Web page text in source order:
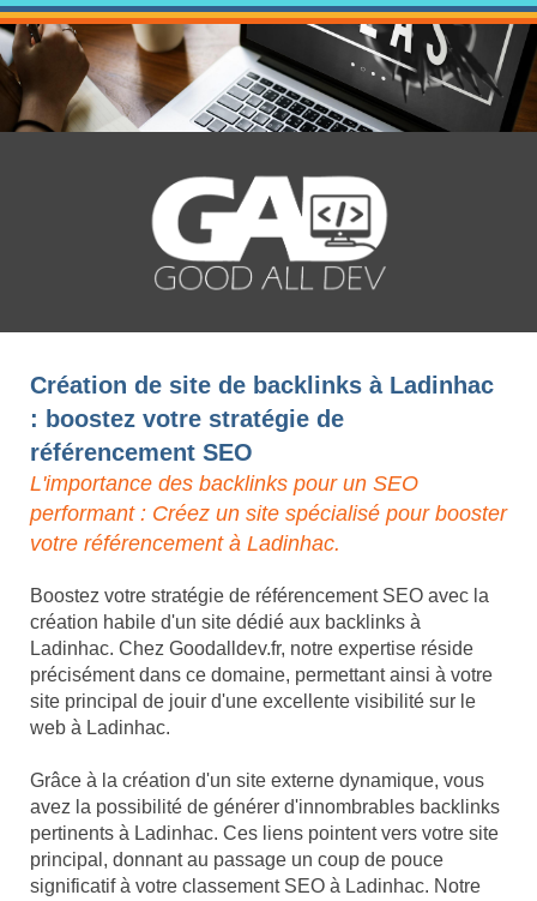
Création de site de backlinks à Ladinhac
: boostez votre stratégie de
référencement SEO
L'importance des backlinks pour un SEO
performant : Créez un site spécialisé pour booster
votre référencement à Ladinhac.
Boostez votre stratégie de référencement SEO avec la
création habile d'un site dédié aux backlinks à
Ladinhac. Chez Goodalldev.fr, notre expertise réside
précisément dans ce domaine, permettant ainsi à votre
site principal de jouir d'une excellente visibilité sur le
web à Ladinhac.
Grâce à la création d'un site externe dynamique, vous
avez la possibilité de générer d'innombrables backlinks
pertinents à Ladinhac. Ces liens pointent vers votre site
principal, donnant au passage un coup de pouce
significatif à votre classement SEO à Ladinhac. Notre